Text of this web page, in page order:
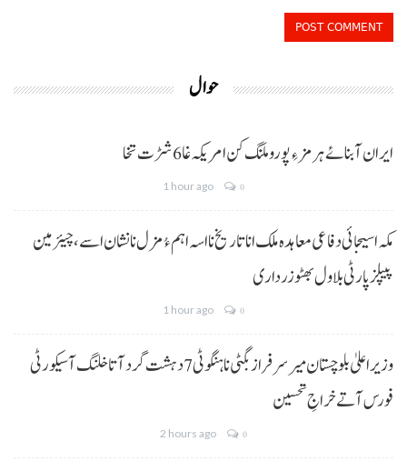
حوال
ایران آبنائے ہرمز ءِ پورو ملنگ کن امریکہ غا 6 شڑت تخا
1 hour ago 0
مکہ اسیجائی دفاعی معاہدہ ملک انا تاریخ نا اسہ اہم ءُ مزل نا نشان اسے، چیئرمین
پیپلز پارٹی بلاول بھٹو زرداری
1 hour ago 0
وزیراعلیٰ بلوچستان میر سرفراز بگٹی نا ہنگو ٹی 7 دہشت گرد آتا خلنگ آ سیکورٹی
فورس آتے خراجِ تحسین
2 hours ago 0